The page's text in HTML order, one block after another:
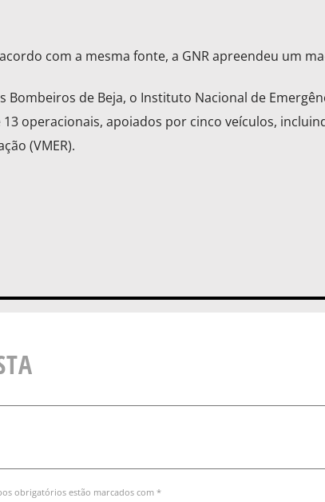
com a mesma fonte, a GNR apreendeu um
de Beja, o Instituto Nacional de
13 operacionais, apoiados por cinco veículos,
(VMER).
obrigatórios estão marcados com *